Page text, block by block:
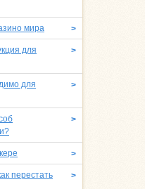
>
мира
>
для
>
для
>
>
>
перестать